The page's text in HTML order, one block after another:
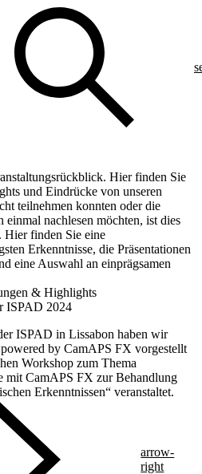
Hier finden Sie
und Eindrücke von unseren
teilnehmen konnten oder die
nachlesen möchten, ist dies
Hier finden Sie eine
Erkenntnisse, die Präsentationen
eine Auswahl an einprägsamen
& Highlights
ISPAD 2024
ISPAD in Lissabon haben wir
by CamAPS FX vorgestellt
Workshop zum Thema
mit CamAPS FX zur Behandlung
Erkenntnissen“ veranstaltet.
arrow-
right